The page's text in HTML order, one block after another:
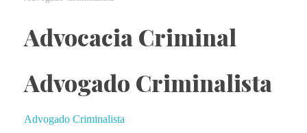
Advocacia Criminal
Advogado Criminalista
Advogado Criminalista